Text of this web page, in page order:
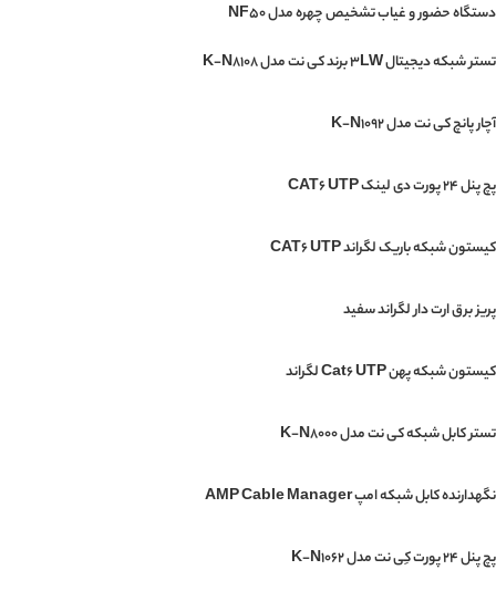
دستگاه حضور و غیاب تشخیص چهره مدل NF50
تستر شبکه دیجیتال 3LW برند کی نت مدل K-N8108
آچار پانچ کی نت مدل K-N1092
پچ پنل 24 پورت دی لینک CAT6 UTP
کیستون شبکه باریک لگراند CAT6 UTP
پریز برق ارت دار لگراند سفید
کیستون شبکه پهن Cat6 UTP لگراند
تستر کابل شبکه کی نت مدل K-N8000
نگهدارنده کابل شبکه امپ AMP Cable Manager
پچ پنل 24 پورت کِی نت مدل K-N1062